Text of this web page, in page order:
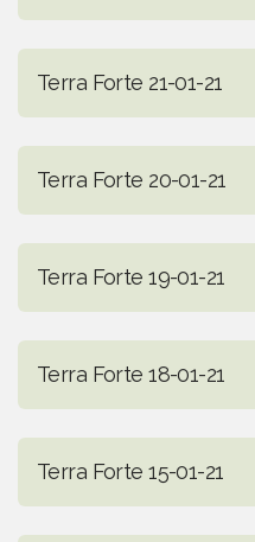
Terra Forte 21-01-21
Terra Forte 20-01-21
Terra Forte 19-01-21
Terra Forte 18-01-21
Terra Forte 15-01-21